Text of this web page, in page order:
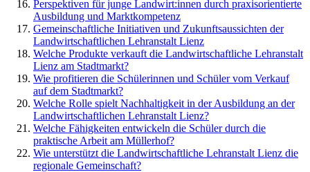
Perspektiven für junge Landwirt:innen durch praxisorientierte
Ausbildung und Marktkompetenz
Gemeinschaftliche Initiativen und Zukunftsaussichten der
Landwirtschaftlichen Lehranstalt Lienz
Welche Produkte verkauft die Landwirtschaftliche Lehranstalt
Lienz am Stadtmarkt?
Wie profitieren die Schülerinnen und Schüler vom Verkauf
auf dem Stadtmarkt?
Welche Rolle spielt Nachhaltigkeit in der Ausbildung an der
Landwirtschaftlichen Lehranstalt Lienz?
Welche Fähigkeiten entwickeln die Schüler durch die
praktische Arbeit am Müllerhof?
Wie unterstützt die Landwirtschaftliche Lehranstalt Lienz die
regionale Gemeinschaft?